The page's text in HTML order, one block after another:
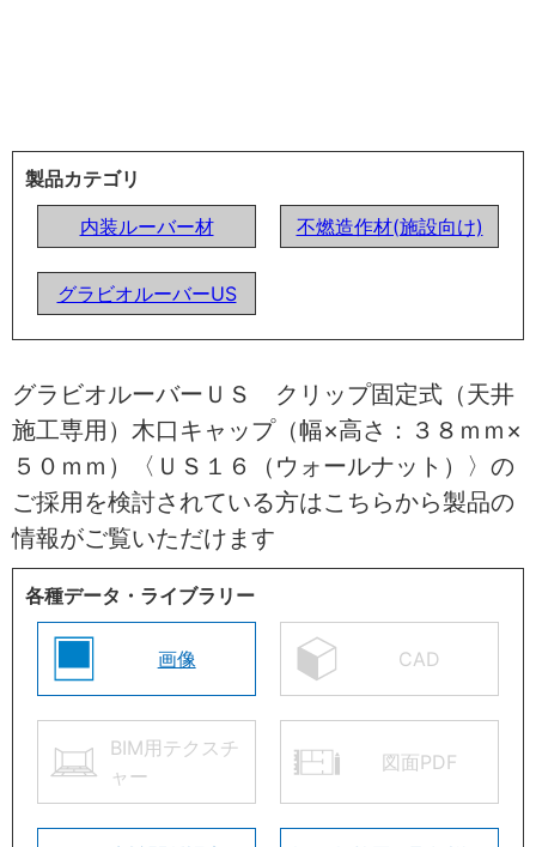
製品カテゴリ
内装ルーバー材
不燃造作材(施設向け)
グラビオルーバーUS
グラビオルーバーＵＳ クリップ固定式（天井
施工専用）木口キャップ（幅×高さ：３８ｍｍ×
５０ｍｍ）〈ＵＳ１６（ウォールナット）〉の
ご採用を検討されている方はこちらから製品の
情報がご覧いただけます
各種データ・ライブラリー
画像 CAD
BIM用テクスチ
ャー
図面PDF